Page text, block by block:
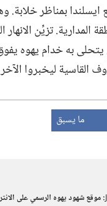
ايسلندا بمناظر خلابة.‏
المدارية.‏ تزيِّن
يتحلى به خدام يهوه
القاسية ليخبروا
ما يسبق
:‏ موقع شهود يهوه الرسمي على